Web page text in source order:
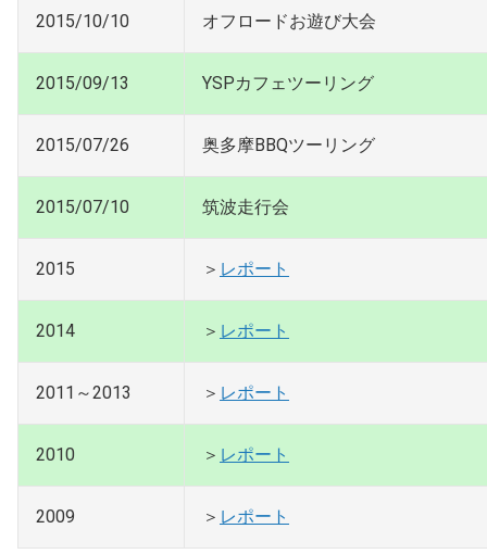
2015/10/10 オフロードお遊び大会
2015/09/13 YSPカフェツーリング
2015/07/26 奥多摩BBQツーリング
2015/07/10 筑波走行会
2015 ＞ レポート
2014 ＞ レポート
2011～2013 ＞ レポート
2010 ＞ レポート
2009 ＞ レポート